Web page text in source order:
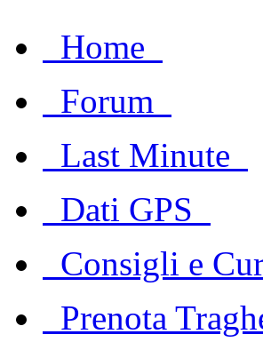
Home
Forum
Last Minute
Dati GPS
Consigli e
Prenota